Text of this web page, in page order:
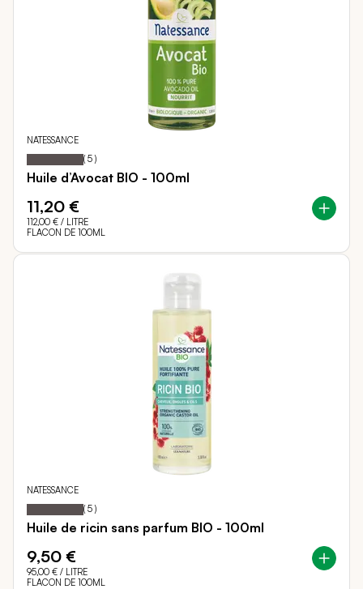
NATESSANCE
Notation: 100
% of
( 5 )
Huile d’Avocat BIO - 100ml
11,20 €
112,00 € / LITRE
FLACON DE 100ML
NATESSANCE
Notation: 100
% of
( 5 )
Huile de ricin sans parfum BIO - 100ml
9,50 €
95,00 € / LITRE
FLACON DE 100ML